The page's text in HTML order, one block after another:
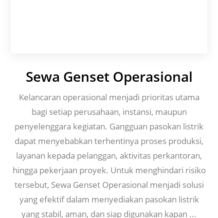
Sewa Genset Operasional
Kelancaran operasional menjadi prioritas utama
bagi setiap perusahaan, instansi, maupun
penyelenggara kegiatan. Gangguan pasokan listrik
dapat menyebabkan terhentinya proses produksi,
layanan kepada pelanggan, aktivitas perkantoran,
hingga pekerjaan proyek. Untuk menghindari risiko
tersebut, Sewa Genset Operasional menjadi solusi
yang efektif dalam menyediakan pasokan listrik
yang stabil, aman, dan siap digunakan kapan ...